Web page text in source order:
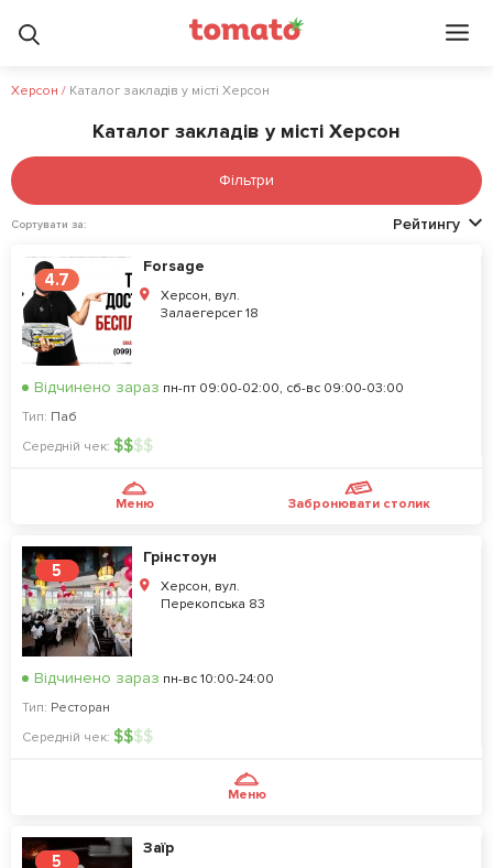
Херсон / Каталог закладів у місті Херсон
Каталог закладів у місті Херсон
Фільтри
Сортувати за: Рейтингу
4.7
Forsage
Херсон, вул.
Залаегерсег 18
Відчинено зараз пн-пт 09:00-02:00, сб-вс 09:00-03:00
Тип: Паб
Середній чек: $$$$
Меню Забронювати столик
5
Грінстоун
Херсон, вул.
Перекопська 83
Відчинено зараз пн-вс 10:00-24:00
Тип: Ресторан
Середній чек: $$$$
Меню
5
Заїр